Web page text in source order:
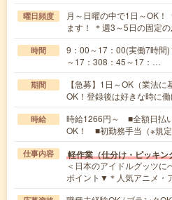
曜日頻度
月～日曜の中で1日～OK！
ます！ ＊週3～5日の固定
時間
9：00～17：00(実働7時
～17：308：45～17：…
期間
【急募】1日～OK（業法
OK！登録後は好きな時に働
時給
時給1266円～ ■全額日払
OK！ ■初勤務手当（※規定
仕事内容 軽作業（仕分け・ピッキ
＜日本のアイドルグッツ
ポイント▼＊人気アニメ・